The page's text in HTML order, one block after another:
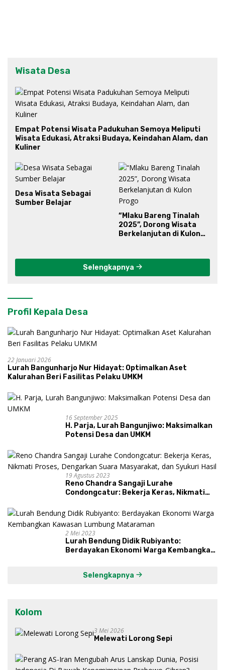
Wisata Desa
Empat Potensi Wisata Padukuhan Semoya Meliputi
Wisata Edukasi, Atraksi Budaya, Keindahan Alam, dan
Kuliner
Desa Wisata Sebagai
Sumber Belajar
“Mlaku Bareng Tinalah
2025”, Dorong Wisata
Berkelanjutan di Kulon
Selengkapnya
Profil Kepala Desa
22 Januari 2026
Lurah Bangunharjo Nur Hidayat: Optimalkan Aset
Kalurahan Beri Fasilitas Pelaku UMKM
16 September 2025
H. Parja, Lurah Bangunjiwo: Maksimalkan
Potensi Desa dan UMKM
19 Agustus 2023
Reno Chandra Sangaji Lurahe
Condongcatur: Bekerja Keras, Nikmati
dan Syukuri Hasil
2 Mei 2023
Lurah Bendung Didik Rubiyanto:
Berdayakan Ekonomi Warga Kembangkan
Selengkapnya
Kolom
3 Mei 2026
Melewati Lorong Sepi